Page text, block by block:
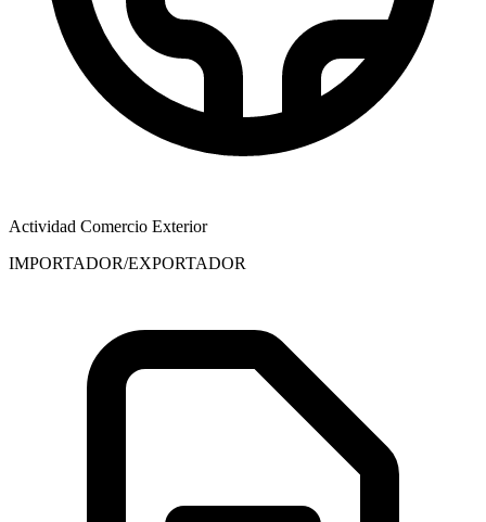
Actividad Comercio Exterior
IMPORTADOR/EXPORTADOR